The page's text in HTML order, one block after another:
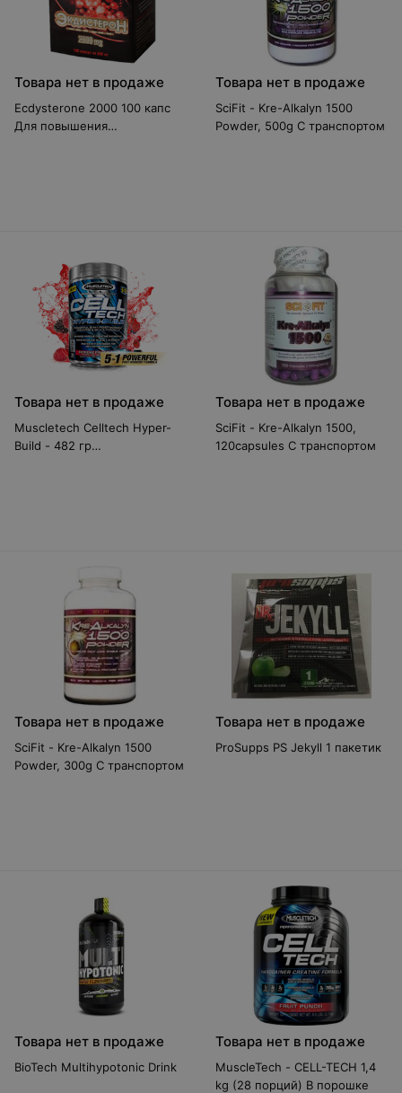
Товара нет в продаже
Ecdysterone 2000 100 капс
Для повышения
Товара нет в продаже
SciFit - Kre-Alkalyn 1500
Powder, 500g С транспортом
Товара нет в продаже
Muscletech Celltech Hyper-
Build - 482 гр
Товара нет в продаже
SciFit - Kre-Alkalyn 1500,
120capsules С транспортом
Товара нет в продаже
SciFit - Kre-Alkalyn 1500
Powder, 300g С транспортом
Товара нет в продаже
ProSupps PS Jekyll 1 пакетик
Товара нет в продаже
BioTech Multihypotonic Drink
Товара нет в продаже
MuscleTech - CELL-TECH 1,4
kg (28 порций) В порошке